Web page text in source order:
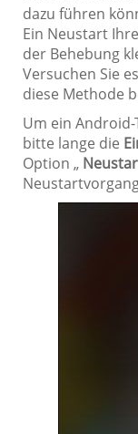
dazu führen
Ein Neustart
der Behebung
Versuchen Sie
diese Methode
Um ein
bitte lange die
Option „